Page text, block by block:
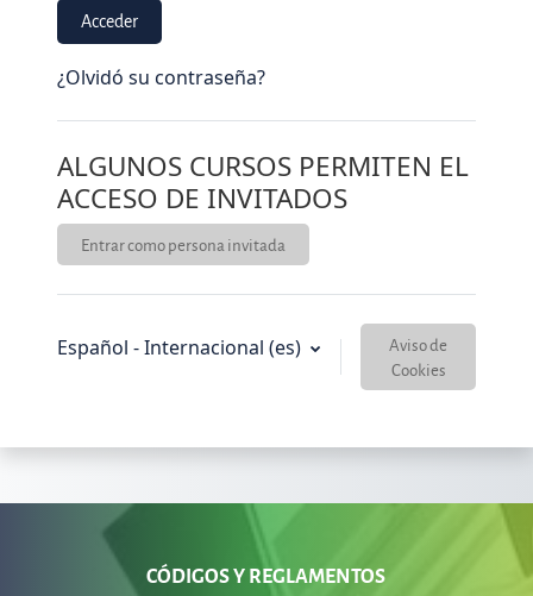
Acceder
¿Olvidó su contraseña?
ALGUNOS CURSOS PERMITEN EL
ACCESO DE INVITADOS
Entrar como persona invitada
Español - Internacional ‎(es)‎
Aviso de
Cookies
CÓDIGOS Y REGLAMENTOS